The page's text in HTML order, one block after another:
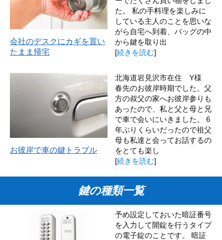
会社のデスクにカギを置い
たまま帰宅
た。 私の手料理を楽しみに
している主人のことを思いな
がら自宅へ到着、バッグの中
から鍵を取り出
[続きを読む]
お彼岸で車の鍵トラブル
北海道岩見沢市在住 Y様
春先のお彼岸時期でした。父
方の叔父の家へお彼岸参りも
あったので、私と父と母と兄
で車で会いにいきました。 6
年ぶりくらいだったので祖父
母も私達と会ってお話するの
をとても楽し
[続きを読む]
鍵の種類一覧
予め設定しておいた暗証番号
を入力して開錠を行うタイプ
の電子錠のことです。 暗証